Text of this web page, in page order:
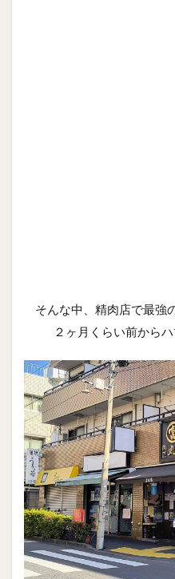
そんな中、精肉店で最強
２ヶ月くらい前から